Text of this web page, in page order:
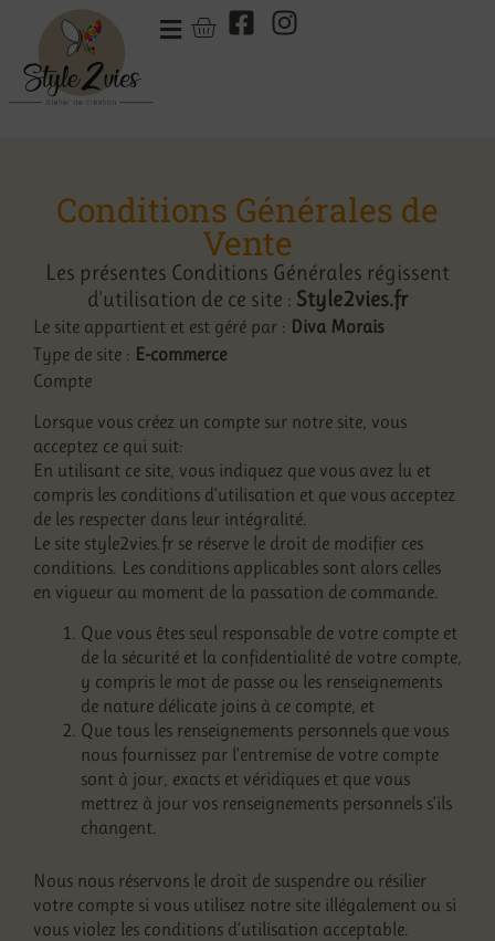
Conditions Générales de
Vente
Les présentes Conditions Générales régissent
d'utilisation de ce site : Style2vies.fr
Le site appartient et est géré par : Diva Morais
Type de site : E-commerce
Compte
Lorsque vous créez un compte sur notre site, vous
acceptez ce qui suit:
En utilisant ce site, vous indiquez que vous avez lu et
compris les conditions d’utilisation et que vous acceptez
de les respecter dans leur intégralité.
Le site style2vies.fr se réserve le droit de modifier ces
conditions. Les conditions applicables sont alors celles
en vigueur au moment de la passation de commande.
Que vous êtes seul responsable de votre compte et
de la sécurité et la confidentialité de votre compte,
y compris le mot de passe ou les renseignements
de nature délicate joins à ce compte, et
Que tous les renseignements personnels que vous
nous fournissez par l’entremise de votre compte
sont à jour, exacts et véridiques et que vous
mettrez à jour vos renseignements personnels s’ils
changent.
Nous nous réservons le droit de suspendre ou résilier
votre compte si vous utilisez notre site illégalement ou si
vous violez les conditions d’utilisation acceptable.